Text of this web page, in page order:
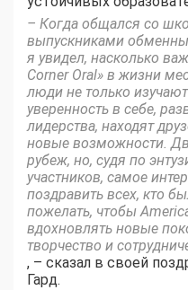
– Когда общался со
выпускниками
я увидел, насколько
Corner Oral» в жизни
люди не только
уверенность в себе,
лидерства, находят
новые возможности.
рубеж, но, судя по
участников, самое
поздравить всех, кто
пожелать, чтобы
вдохновлять новые
творчество и
, – сказал в своей
Гард.